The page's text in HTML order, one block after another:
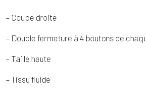
– Coupe droite
– Double fermeture à 4 boutons de
– Taille haute
– Tissu fluide